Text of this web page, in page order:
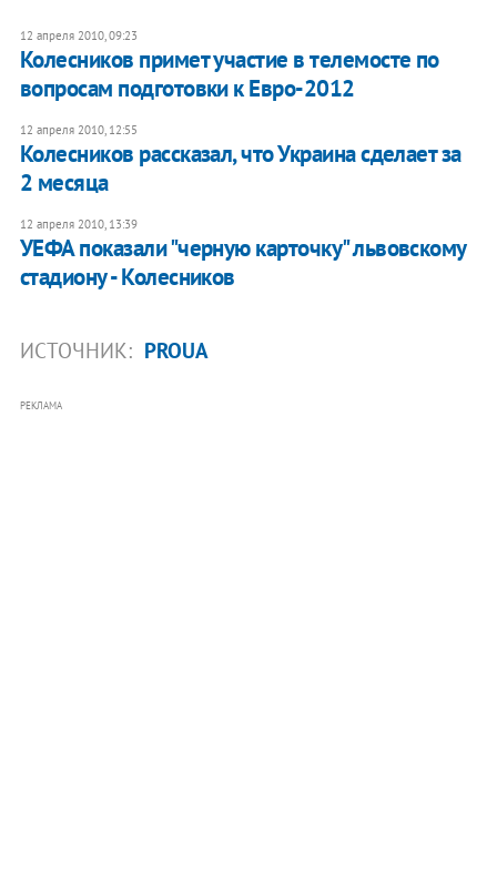
12 апреля 2010, 09:23
Колесников примет участие в телемосте по
вопросам подготовки к Евро-2012
12 апреля 2010, 12:55
Колесников рассказал, что Украина сделает за
2 месяца
12 апреля 2010, 13:39
УЕФА показали "черную карточку" львовскому
стадиону - Колесников
ИСТОЧНИК: PROUA
РЕКЛАМА